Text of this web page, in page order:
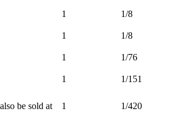
1
1/8
1
1/8
1
1/76
1
1/151
be sold at
1 1/420